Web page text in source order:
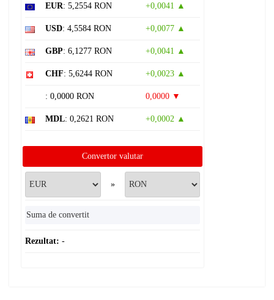
EUR: 5,2554 RON +0,0041 ▲
USD: 4,5584 RON +0,0077 ▲
GBP: 6,1277 RON +0,0041 ▲
CHF: 5,6244 RON +0,0023 ▲
: 0,0000 RON 0,0000 ▼
MDL: 0,2621 RON +0,0002 ▲
Convertor valutar
»
Rezultat: -